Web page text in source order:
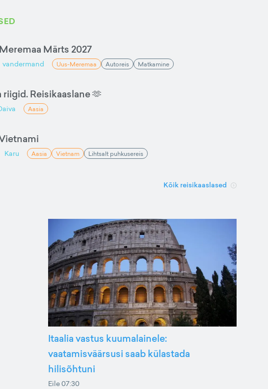
Märts 2027
vandermand Uus-Meremaa Autoreis Matkamine
riigid. Reisikaaslane 🫶
Aasia
Karu Aasia Vietnam Lihtsalt puhkusereis
Kõik reisikaaslased
Itaalia vastus kuumalainele:
vaatamisväärsusi saab külastada
hilisõhtuni
Eile 07:30